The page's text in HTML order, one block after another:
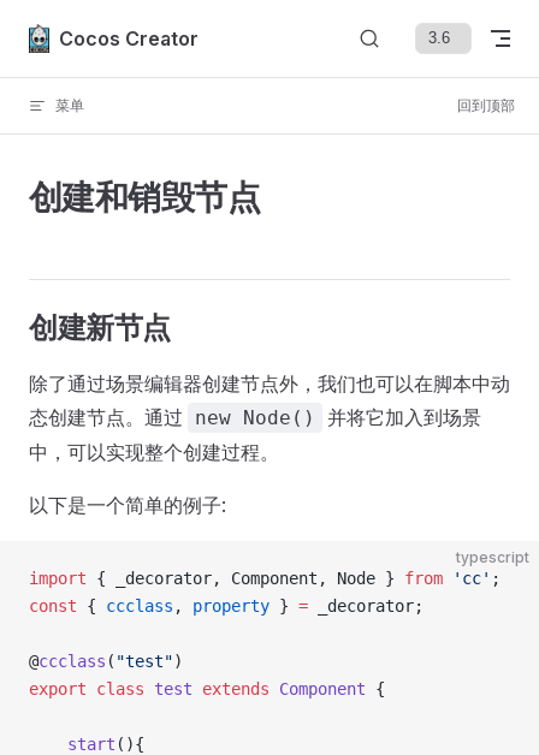
Skip to content
Cocos Creator
菜单 回到顶部
创建和销毁节点
创建新节点
除了通过场景编辑器创建节点外，我们也可以在脚本中动
态创建节点。通过
new Node()
并将它加入到场景
中，可以实现整个创建过程。
以下是一个简单的例子:
typescript
import { _decorator, Component, Node } from 'cc' ;
const { ccclass , property } = _decorator;
@ccclass ( "test")
export class test extends Component {
    start
(){